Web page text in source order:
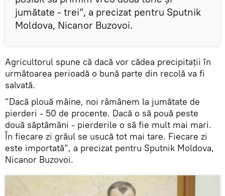
jumătate - trei”, a precizat pentru Sputnik
Moldova, Nicanor Buzovoi.
Agricultorul spune că dacă vor cădea precipitații în
următoarea perioadă o bună parte din recolă va fi
salvată.
”Dacă plouă mâine, noi râmânem la jumătate de
pierderi - 50 de procente. Dacă o să pouă peste
două săptămâni - pierderile o să fie mult mai mari.
În fiecare zi grâul se usucă tot mai tare. Fiecare zi
este importată”, a precizat pentru Sputnik Moldova,
Nicanor Buzovoi.